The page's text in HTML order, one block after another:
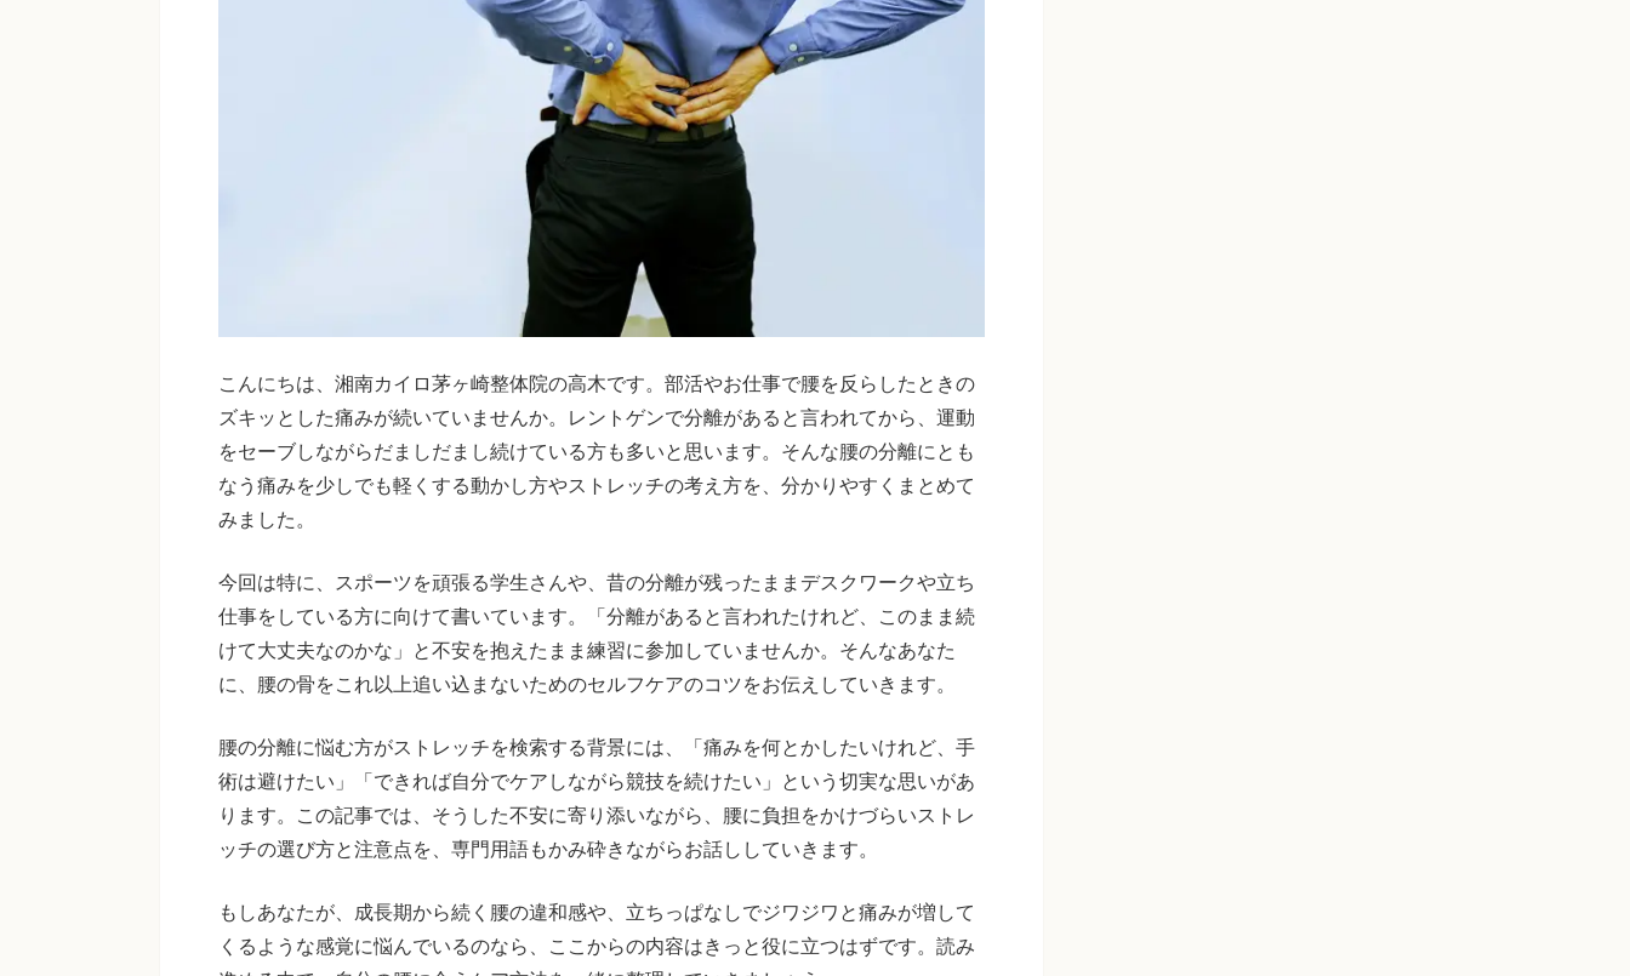
こんにちは、湘南カイロ茅ヶ崎整体院の高木です。部活やお仕事で腰を反らしたときの
ズキッとした痛みが続いていませんか。レントゲンで分離があると言われてから、運動
をセーブしながらだましだまし続けている方も多いと思います。そんな腰の分離にとも
なう痛みを少しでも軽くする動かし方やストレッチの考え方を、分かりやすくまとめて
みました。
今回は特に、スポーツを頑張る学生さんや、昔の分離が残ったままデスクワークや立ち
仕事をしている方に向けて書いています。「分離があると言われたけれど、このまま続
けて大丈夫なのかな」と不安を抱えたまま練習に参加していませんか。そんなあなた
に、腰の骨をこれ以上追い込まないためのセルフケアのコツをお伝えしていきます。
腰の分離に悩む方がストレッチを検索する背景には、「痛みを何とかしたいけれど、手
術は避けたい」「できれば自分でケアしながら競技を続けたい」という切実な思いがあ
ります。この記事では、そうした不安に寄り添いながら、腰に負担をかけづらいストレ
ッチの選び方と注意点を、専門用語もかみ砕きながらお話ししていきます。
もしあなたが、成長期から続く腰の違和感や、立ちっぱなしでジワジワと痛みが増して
くるような感覚に悩んでいるのなら、ここからの内容はきっと役に立つはずです。読み